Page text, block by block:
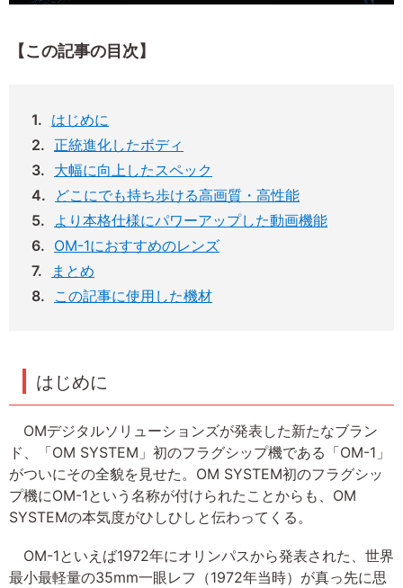
【この記事の目次】
はじめに
正統進化したボディ
大幅に向上したスペック
どこにでも持ち歩ける高画質・高性能
より本格仕様にパワーアップした動画機能
OM-1におすすめのレンズ
まとめ
この記事に使用した機材
はじめに
OMデジタルソリューションズが発表した新たなブラン
ド、「OM SYSTEM」初のフラグシップ機である「OM-1」
がついにその全貌を見せた。OM SYSTEM初のフラグシッ
プ機にOM-1という名称が付けられたことからも、OM
SYSTEMの本気度がひしひしと伝わってくる。
OM-1といえば1972年にオリンパスから発表された、世界
最小最軽量の35mm一眼レフ（1972年当時）が真っ先に思